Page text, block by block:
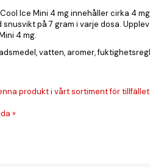
Ice Mini 4 mg innehåller cirka 4
snusvikt på 7 gram i varje dosa.
4 mg.
vatten, aromer,
produkt i vårt sortiment för tillfället.
»